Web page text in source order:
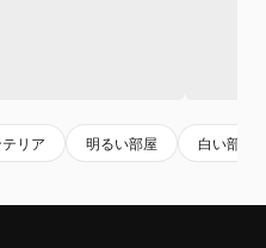
リア 明るい部屋 白い部屋